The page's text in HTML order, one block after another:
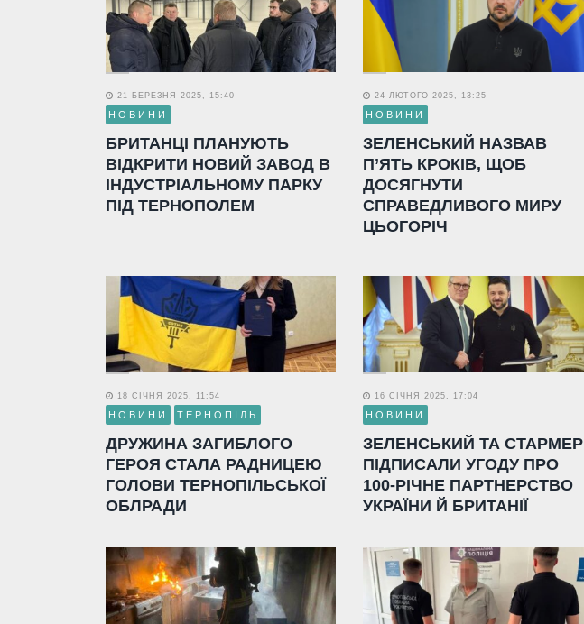
21 БЕРЕЗНЯ 2025, 15:40
НОВИНИ
БРИТАНЦІ ПЛАНУЮТЬ
ВІДКРИТИ НОВИЙ ЗАВОД В
ІНДУСТРІАЛЬНОМУ ПАРКУ
ПІД ТЕРНОПОЛЕМ
24 ЛЮТОГО 2025, 13:25
НОВИНИ
ЗЕЛЕНСЬКИЙ НАЗВАВ
П’ЯТЬ КРОКІВ, ЩОБ
ДОСЯГНУТИ
СПРАВЕДЛИВОГО МИРУ
ЦЬОГОРІЧ
18 СІЧНЯ 2025, 11:54
НОВИНИ ТЕРНОПІЛЬ
ДРУЖИНА ЗАГИБЛОГО
ГЕРОЯ СТАЛА РАДНИЦЕЮ
ГОЛОВИ ТЕРНОПІЛЬСЬКОЇ
ОБЛРАДИ
16 СІЧНЯ 2025, 17:04
НОВИНИ
ЗЕЛЕНСЬКИЙ ТА СТАРМЕР
ПІДПИСАЛИ УГОДУ ПРО
100-РІЧНЕ ПАРТНЕРСТВО
УКРАЇНИ Й БРИТАНІЇ